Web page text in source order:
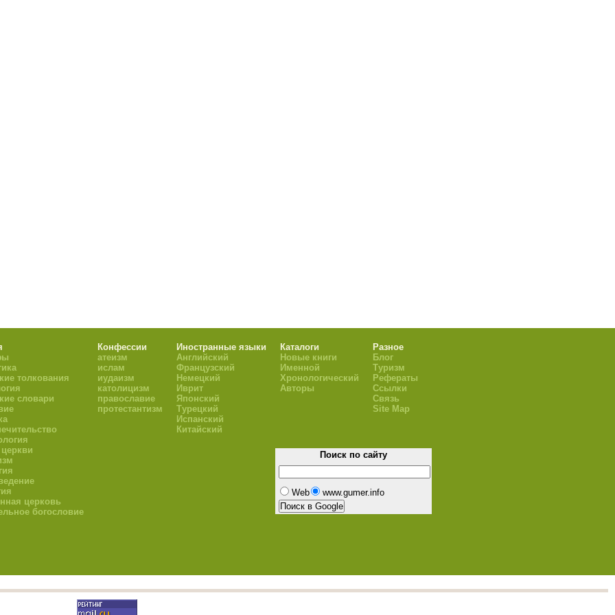
толкования
словари
церковь
богословие
Конфессии
атеизм
ислам
иудаизм
католицизм
православие
протестантизм
Иностранные языки
Английский
Французский
Немецкий
Иврит
Японский
Турецкий
Испанский
Китайский
Каталоги
Новые книги
Именной
Хронологический
Авторы
Разное
Блог
Туризм
Рефераты
Ссылки
Связь
Site Map
Поиск по сайту
Web www.gumer.info